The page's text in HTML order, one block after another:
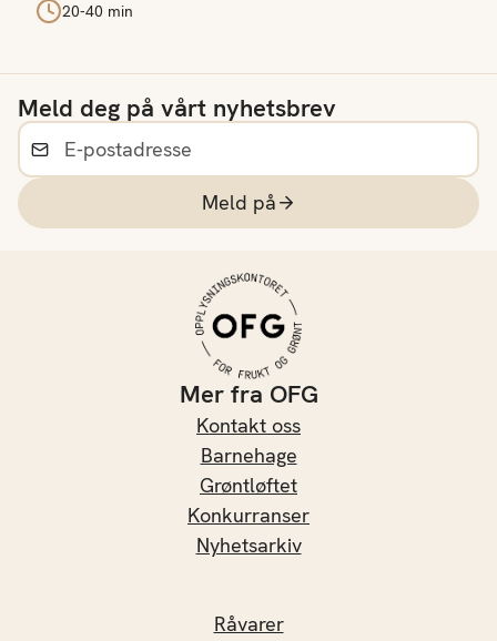
20-40 min
Meld deg på vårt nyhetsbrev
Meld på
Mer fra OFG
Kontakt oss
Barnehage
Grøntløftet
Konkurranser
Nyhetsarkiv
Råvarer